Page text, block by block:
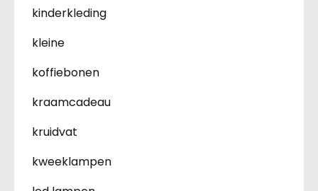
kinderkleding
kleine
koffiebonen
kraamcadeau
kruidvat
kweeklampen